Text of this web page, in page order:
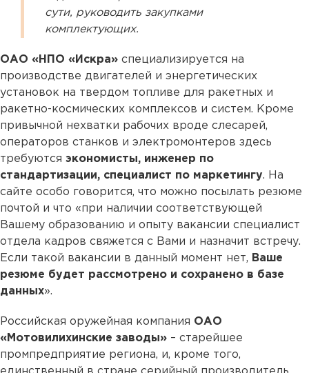
сути, руководить закупками
комплектующих.
ОАО «НПО «Искра» специализируется на
производстве двигателей и энергетических
установок на твердом топливе для ракетных и
ракетно-космических комплексов и систем. Кроме
привычной нехватки рабочих вроде слесарей,
операторов станков и электромонтеров здесь
требуются экономисты, инженер по
стандартизации, специалист по маркетингу. На
сайте особо говорится, что можно посылать резюме
почтой и что «при наличии соответствующей
Вашему образованию и опыту вакансии специалист
отдела кадров свяжется с Вами и назначит встречу.
Если такой вакансии в данный момент нет, Ваше
резюме будет рассмотрено и сохранено в базе
данных».
Российская оружейная компания ОАО
«Мотовилихинские заводы» – старейшее
промпредприятие региона, и, кроме того,